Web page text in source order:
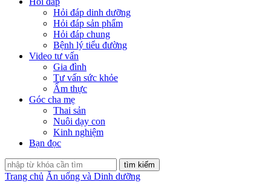
Hỏi đáp dinh dưỡng
Hỏi đáp sản phẩm
Hỏi đáp chung
Bệnh lý tiểu đường
Video tư vấn
Gia đình
Tư vấn sức khỏe
Ẩm thực
Góc cha mẹ
Thai sản
Nuôi dạy con
Kinh nghiệm
Bạn đọc
Trang chủ Ăn uống và Dinh dưỡng